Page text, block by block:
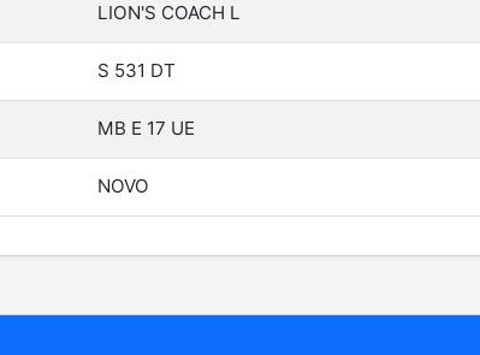
LION'S COACH L
S 531 DT
MB E 17 UE
NOVO